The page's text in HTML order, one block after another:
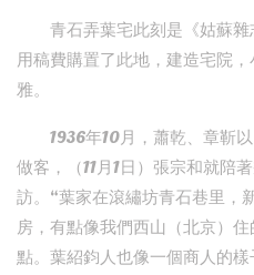
青石弄葉宅此刻是《姑蘇
用稿費購置了此地，建造宅院
雅。
1936年10月，蕭乾、章靳
做客，（11月1日）張宗和就陪
訪。“葉家在滾繡坊青石巷里，
房，有點像我們西山（北京）
點。葉紹鈞人也像一個商人的